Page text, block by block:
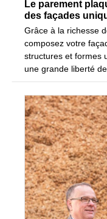
Le parement
des façades
Grâce à la richesse
composez votre
structures et formes
une grande liberté